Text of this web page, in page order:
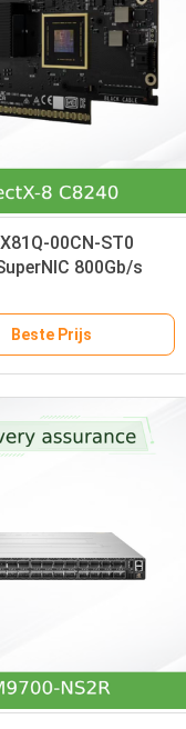
00CN-ST0
800Gb/s
Beste Prijs